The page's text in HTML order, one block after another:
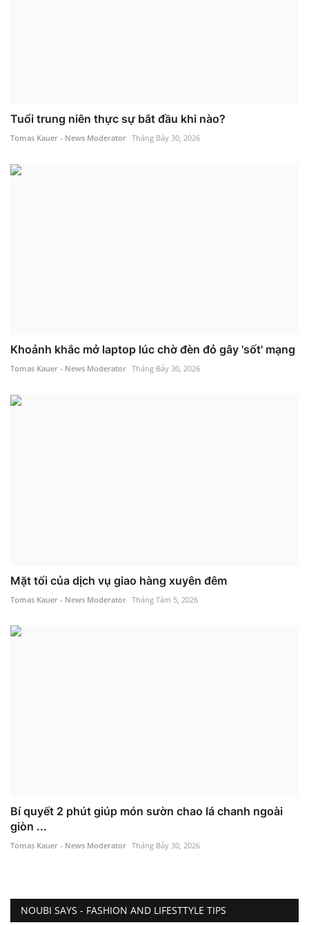
Tuổi trung niên thực sự bắt đầu khi nào?
Tomas Kauer - News Moderator Tháng Bảy 30, 2026
Khoảnh khắc mở laptop lúc chờ đèn đỏ gây 'sốt' mạng
Tomas Kauer - News Moderator Tháng Bảy 30, 2026
Mặt tối của dịch vụ giao hàng xuyên đêm
Tomas Kauer - News Moderator Tháng Tám 5, 2026
Bí quyết 2 phút giúp món sườn chao lá chanh ngoài
giòn ...
Tomas Kauer - News Moderator Tháng Bảy 30, 2026
NOUBI SAYS - FASHION AND LIFESTTYLE TIPS